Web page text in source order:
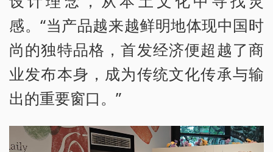
感。“当产品越来越鲜明地体现中国时
尚的独特品格，首发经济便超越了商
业发布本身，成为传统文化传承与输
出的重要窗口。”